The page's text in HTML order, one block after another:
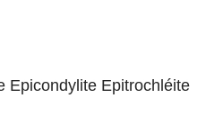
Epicondylite Epitrochléite